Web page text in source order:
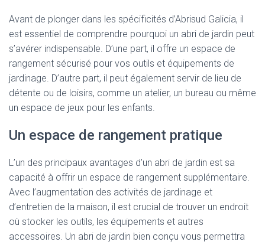
Avant de plonger dans les spécificités d’Abrisud Galicia, il
est essentiel de comprendre pourquoi un abri de jardin peut
s’avérer indispensable. D’une part, il offre un espace de
rangement sécurisé pour vos outils et équipements de
jardinage. D’autre part, il peut également servir de lieu de
détente ou de loisirs, comme un atelier, un bureau ou même
un espace de jeux pour les enfants.
Un espace de rangement pratique
L’un des principaux avantages d’un abri de jardin est sa
capacité à offrir un espace de rangement supplémentaire.
Avec l’augmentation des activités de jardinage et
d’entretien de la maison, il est crucial de trouver un endroit
où stocker les outils, les équipements et autres
accessoires. Un abri de jardin bien conçu vous permettra